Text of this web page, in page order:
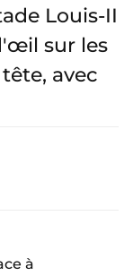
Louis-II
sur les
avec
à